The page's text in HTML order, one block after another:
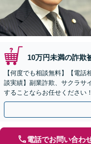
10万円未満の詐欺
【何度でも相談無料】【電
談実績】副業詐欺、サクラサ
することならお任せください
駅1分】※結婚詐欺・ロマン
電話でお問い合わ